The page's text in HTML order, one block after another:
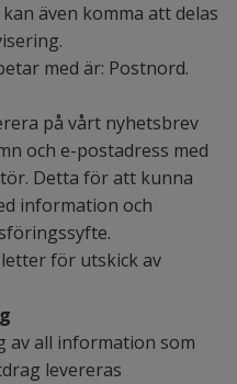
även komma att delas
med är: Postnord.
på vårt nyhetsbrev
och e-postadress med
Detta för att kunna
information och
för utskick av
av all information som
levereras